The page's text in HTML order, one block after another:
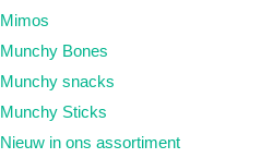
Mimos
Munchy Bones
Munchy snacks
Munchy Sticks
Nieuw in ons assortiment